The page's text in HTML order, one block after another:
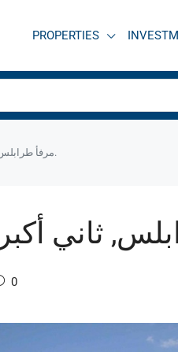
PROPERTIES
مرفأ طرابلس, ثاني أكبر مرفأ في لبنان.
0